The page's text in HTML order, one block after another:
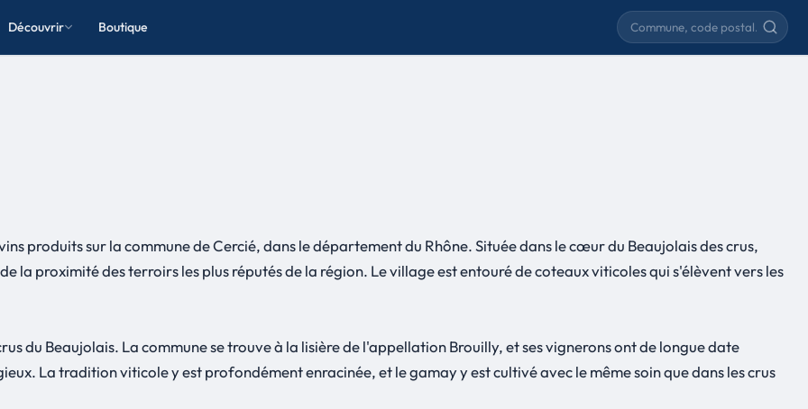
Découvrir Boutique
Rechercher une commune
produits sur la commune de Cercié, dans le département du Rhône. Située dans le cœur du Beaujolais des crus,
la proximité des terroirs les plus réputés de la région. Le village est entouré de coteaux viticoles qui s'élèvent vers les
du Beaujolais. La commune se trouve à la lisière de l'appellation Brouilly, et ses vignerons ont de longue date
La tradition viticole y est profondément enracinée, et le gamay y est cultivé avec le même soin que dans les crus